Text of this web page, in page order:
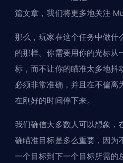
篇文章，我们将更多地关注
那么，玩家在这个任务中做什
的那样。你需要用你的光标从
标，而不让你的瞄准太多地抖
必须非常准确，并且在不偏离
在刚好的时间停下来。
我们确信大多数人可以想象，
确瞄准目标是多么重要，因为
一个目标到下一个目标所需